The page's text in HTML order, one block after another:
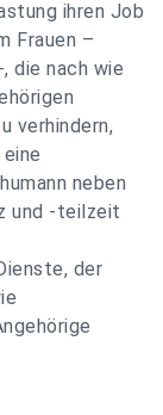
ihren Job
Frauen –
die nach wie
verhindern,
neben
und -teilzeit
der